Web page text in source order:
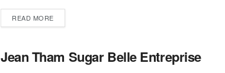
READ MORE
Jean Tham Sugar Belle Entreprise